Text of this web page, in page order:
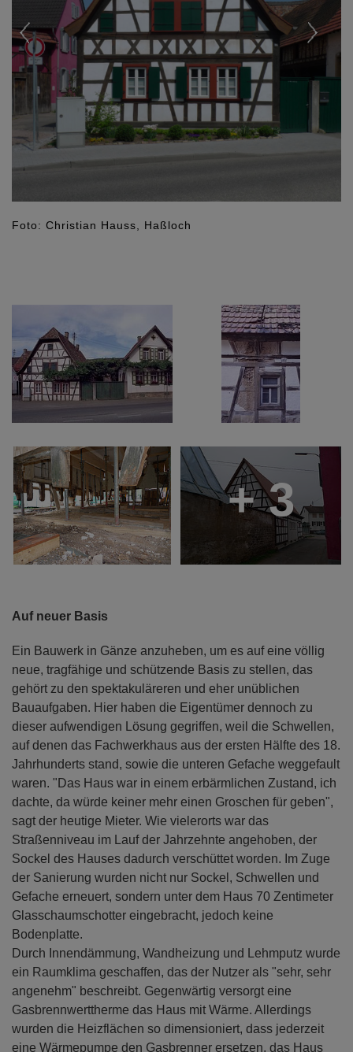
Foto: Christian Hauss, Haßloch
+ 3
Auf neuer Basis
Ein Bauwerk in Gänze anzuheben, um es auf eine völlig
neue, tragfähige und schützende Basis zu stellen, das
gehört zu den spektakuläreren und eher unüblichen
Bauaufgaben. Hier haben die Eigentümer dennoch zu
dieser aufwendigen Lösung gegriffen, weil die Schwellen,
auf denen das Fachwerkhaus aus der ersten Hälfte des 18.
Jahrhunderts stand, sowie die unteren Gefache weggefault
waren. "Das Haus war in einem erbärmlichen Zustand, ich
dachte, da würde keiner mehr einen Groschen für geben",
sagt der heutige Mieter. Wie vielerorts war das
Straßenniveau im Lauf der Jahrzehnte angehoben, der
Sockel des Hauses dadurch verschüttet worden. Im Zuge
der Sanierung wurden nicht nur Sockel, Schwellen und
Gefache erneuert, sondern unter dem Haus 70 Zentimeter
Glasschaumschotter eingebracht, jedoch keine
Bodenplatte.
Durch Innendämmung, Wandheizung und Lehmputz wurde
ein Raumklima geschaffen, das der Nutzer als "sehr, sehr
angenehm" beschreibt. Gegenwärtig versorgt eine
Gasbrennwerttherme das Haus mit Wärme. Allerdings
wurden die Heizflächen so dimensioniert, dass jederzeit
eine Wärmepumpe den Gasbrenner ersetzen, das Haus